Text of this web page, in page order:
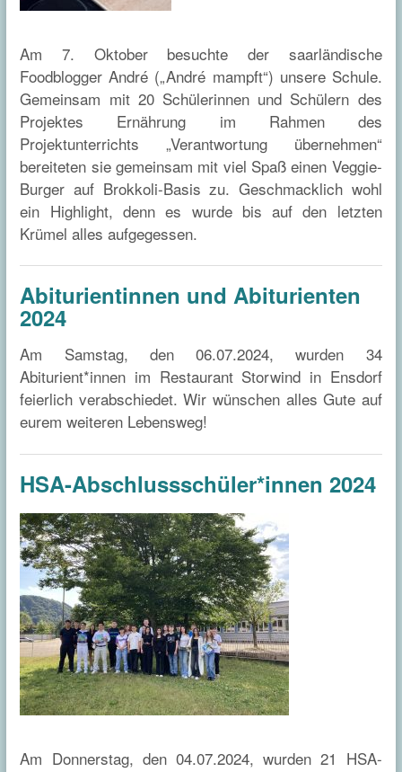
Am 7. Oktober besuchte der saarländische
Foodblogger André („André mampft“) unsere Schule.
Gemeinsam mit 20 Schülerinnen und Schülern des
Projektes Ernährung im Rahmen des
Projektunterrichts „Verantwortung übernehmen“
bereiteten sie gemeinsam mit viel Spaß einen Veggie-
Burger auf Brokkoli-Basis zu. Geschmacklich wohl
ein Highlight, denn es wurde bis auf den letzten
Krümel alles aufgegessen.
Abiturientinnen und Abiturienten
2024
Am Samstag, den 06.07.2024, wurden 34
Abiturient*innen im Restaurant Storwind in Ensdorf
feierlich verabschiedet. Wir wünschen alles Gute auf
eurem weiteren Lebensweg!
HSA-Abschlussschüler*innen 2024
Am Donnerstag, den 04.07.2024, wurden 21 HSA-